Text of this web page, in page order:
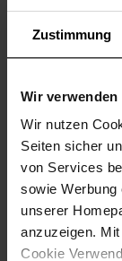
Zustimmung
Wir verwenden
Wir nutzen
Seiten sicher
von Services
sowie
unserer
anzuzeigen.
Cookie
Dieser
Buggy ist durch
Begleiter für
Sicherheitsgurt
aufgehoben.
Eltern einen
kann der Buggy
Kofferraum
Besonderheiten